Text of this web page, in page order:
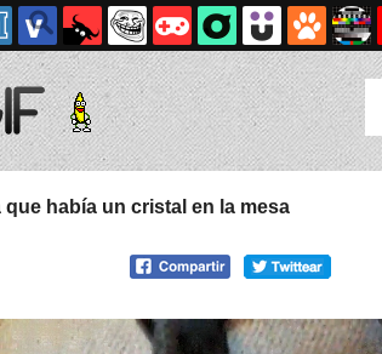
que había un cristal en la mesa